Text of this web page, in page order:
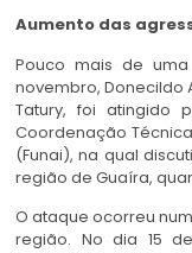
Aumento das
Pouco mais de
novembro, Donecildo
Tatury, foi atingido
Coordenação
(Funai), na qual
região de Guaíra,
O ataque ocorreu
região. No dia 15